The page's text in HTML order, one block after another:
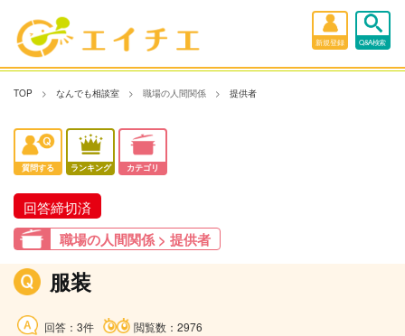
新規登録 Q&A検索
TOP なんでも相談室 職場の人間関係 提供者
質問する ランキング カテゴリ
回答締切済
職場の人間関係 > 提供者
服装
回答：3件 閲覧数：2976